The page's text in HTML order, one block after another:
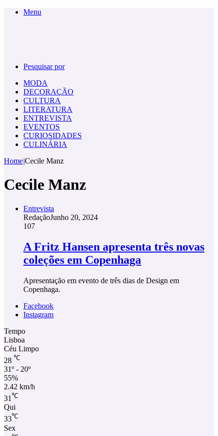
Menu
Pesquisar por
MODA
DECORAÇÃO
CULTURA
LITERATURA
ENTREVISTA
EVENTOS
CURIOSIDADES
CULINÁRIA
Home|Cecile Manz
Cecile Manz
Entrevista
RedaçãoJunho 20, 2024
107
A Fritz Hansen apresenta três novas
coleções em Copenhaga
Apresentação em evento de três dias de Design em
Copenhaga.
Facebook
Instagram
Tempo
Lisboa
Céu Limpo
28 ℃
31º - 20º
55%
2.42 km/h
31 ℃
Qui
33℃
Sex